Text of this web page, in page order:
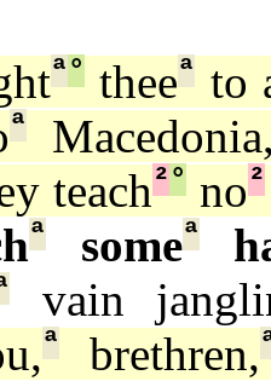
ª°theeª to
ª
teach²° no²
ª someª
vain
ª brethren,